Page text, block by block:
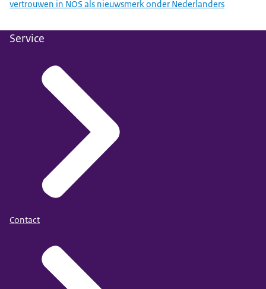
vertrouwen in NOS als nieuwsmerk onder Nederlanders
Service
Contact